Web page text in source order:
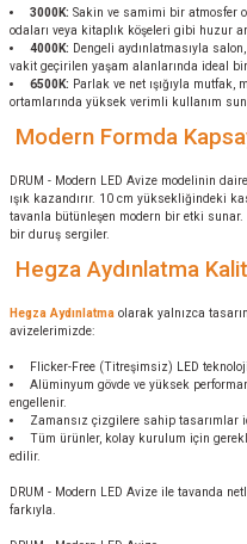
3000K: Sakin ve samimi bir atmosfer
odaları veya kitaplık köşeleri gibi huzur
4000K: Dengeli aydınlatmasıyla
vakit geçirilen yaşam alanlarında ideal
6500K: Parlak ve net ışığıyla
ortamlarında yüksek verimli kullanım
Modern Formda
DRUM - Modern LED Avize modelinin
ışık kazandırır. 10 cm yüksekliğindeki
tavanla bütünleşen modern bir etki
bir duruş sergiler.
Hegza Aydınlatma
Hegza Aydınlatma olarak yalnızca
avizelerimizde:
Flicker-Free (Titreşimsiz) LED
Alüminyum gövde ve yüksek
engellenir.
Zamansız çizgilere sahip tasarımlar
Tüm ürünler, kolay kurulum için
edilir.
DRUM - Modern LED Avize ile tavanda
farkıyla.